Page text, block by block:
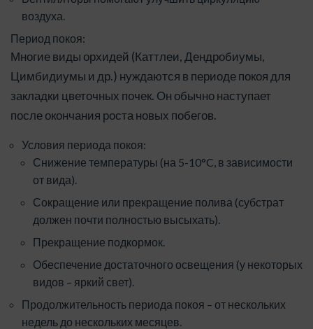
воздуха.
Период покоя:
Многие виды орхидей (Каттлеи, Дендробиумы,
Цимбидиумы и др.) нуждаются в периоде покоя для
закладки цветочных почек. Он обычно наступает
после окончания роста новых побегов.
Условия периода покоя:
Снижение температуры (на 5-10°C, в зависимости
от вида).
Сокращение или прекращение полива (субстрат
должен почти полностью высыхать).
Прекращение подкормок.
Обеспечение достаточного освещения (у некоторых
видов – яркий свет).
Продолжительность периода покоя – от нескольких
недель до нескольких месяцев.